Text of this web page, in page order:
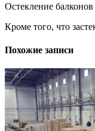
Остекление балконов
Кроме того, что
Похожие записи